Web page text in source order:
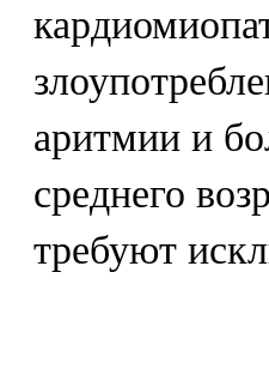
аритмии и
среднего
требуют